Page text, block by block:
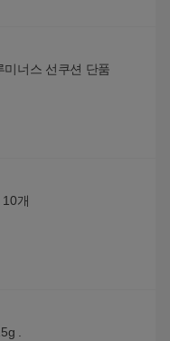
미너스 선쿠션 단품
개
.